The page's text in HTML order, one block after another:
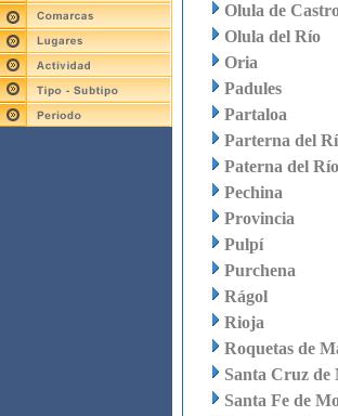
Olula de
Olula del Río
Oria
Padules
Partaloa
Parterna del
Paterna del Río
Pechina
Provincia
Pulpí
Purchena
Rágol
Rioja
Roquetas de
Santa Cruz de
Santa Fe de